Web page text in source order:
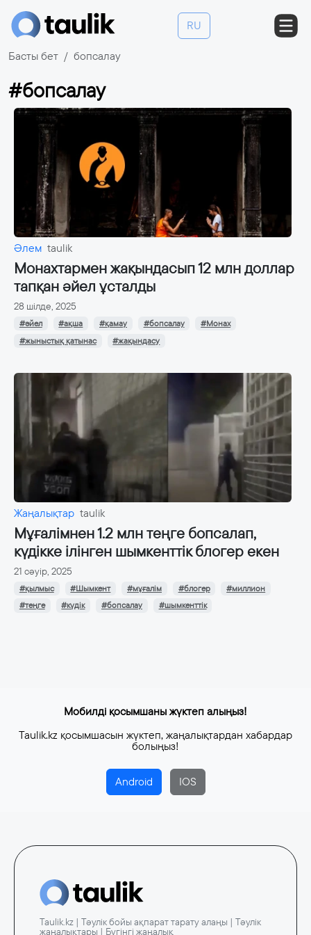
RU
Басты бет бопсалау
#бопсалау
Әлем taulik
Монахтармен жақындасып 12 млн доллар
тапқан әйел ұсталды
28 шілде, 2025
#әйел #ақша #қамау #бопсалау
#Монах
#жыныстық қатынас
#жақындасу
Жаңалықтар taulik
Мұғалімнен 1.2 млн теңге бопсалап,
күдікке ілінген шымкенттік блогер екен
21 сәуір, 2025
#қылмыс #Шымкент #мұғалім #блогер
#миллион
#теңге
#күдік #бопсалау #шымкенттік
Мобилді қосымшаны жүктеп алыңыз!
Taulik.kz қосымшасын жүктеп, жаңалықтардан хабардар
болыңыз!
Android IOS
Taulik.kz | Тәулік бойы ақпарат тарату алаңы | Тәулік
жаңалықтары | Бүгінгі жаңалық